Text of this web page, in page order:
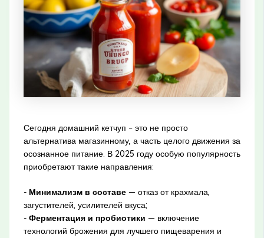
Сегодня домашний кетчуп – это не просто
альтернатива магазинному, а часть целого движения за
осознанное питание. В 2025 году особую популярность
приобретают такие направления:
- Минимализм в составе— отказ от крахмала,
загустителей, усилителей вкуса;
- Ферментация и пробиотики — включение
технологий брожения для лучшего пищеварения и